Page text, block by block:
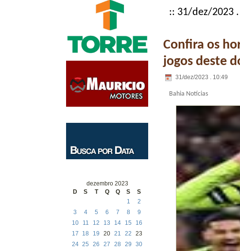
dezembro 2023
D
S T Q Q S S
1
2
3
4 5 6 7 8
9
10
11 12 13 14 15
16
17
18 19 20 21 22
23
24 25 26 27 28 29
30
:: 31/dez/2023
Confira os
jogos deste
31/dez/2023 . 10:49
Bahia Notícias